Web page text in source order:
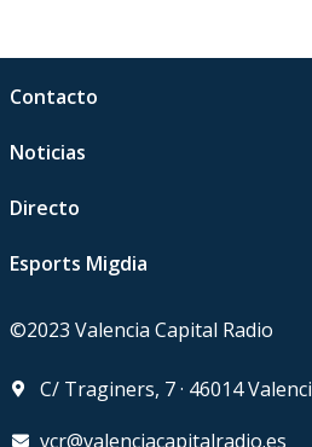
Contacto
Noticias
Directo
Esports Migdia
©2023 Valencia Capital Radio
C/ Traginers, 7 · 46014
vcr@valenciacapitalradio.es